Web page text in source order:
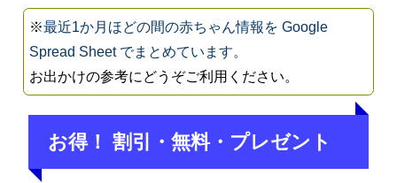
※最近1か月ほどの間の赤ちゃん情報を Google
Spread Sheet でまとめています。
お出かけの参考にどうぞご利用ください。
お得！ 割引・無料・プレゼント